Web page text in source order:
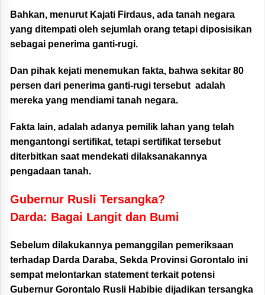
Bahkan, menurut Kajati Firdaus, ada tanah negara
yang ditempati oleh sejumlah orang tetapi diposisikan
sebagai penerima ganti-rugi.
Dan pihak kejati menemukan fakta, bahwa sekitar 80
persen dari penerima ganti-rugi tersebut adalah
mereka yang mendiami tanah negara.
Fakta lain, adalah adanya pemilik lahan yang telah
mengantongi sertifikat, tetapi sertifikat tersebut
diterbitkan saat mendekati dilaksanakannya
pengadaan tanah.
Gubernur Rusli Tersangka?
Darda: Bagai Langit dan Bumi
Sebelum dilakukannya pemanggilan pemeriksaan
terhadap Darda Daraba, Sekda Provinsi Gorontalo ini
sempat melontarkan statement terkait potensi
Gubernur Gorontalo Rusli Habibie dijadikan tersangka